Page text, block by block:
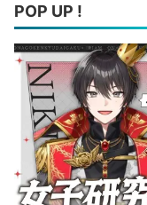
POP UP !